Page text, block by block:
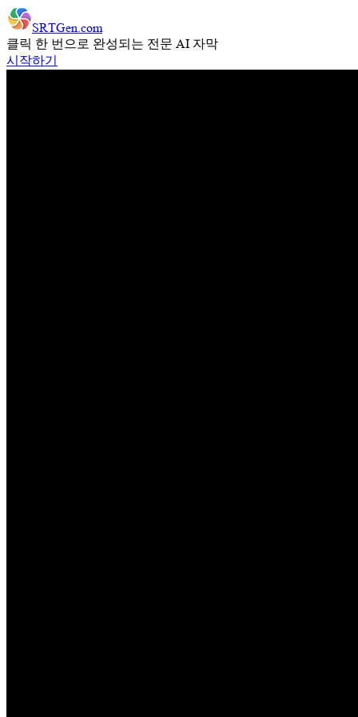
SRTGen.com
클릭 한 번으로 완성되는 전문 AI 자막
시작하기